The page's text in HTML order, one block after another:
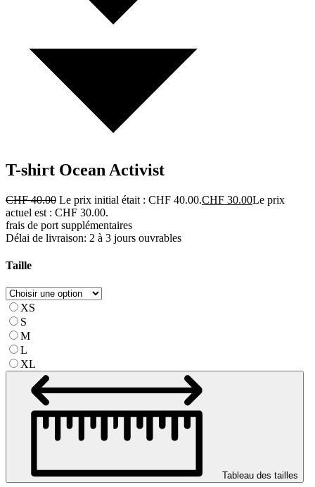
T-shirt Ocean Activist
CHF40.00 Le prix initial était : CHF 40.00.CHF 30.00Le prix
actuel est : CHF 30.00.
frais de port supplémentaires
Délai de livraison: 2 à 3 jours ouvrables
Taille
XS
S
M
L
XL
Tableau des tailles